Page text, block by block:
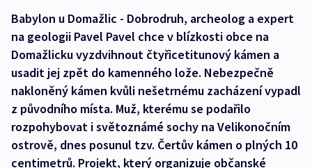
Babylon u Domažlic - Dobrodruh, archeolog a expert
na geologii Pavel Pavel chce v blízkosti obce na
Domažlicku vyzdvihnout čtyřicetitunový kámen a
usadit jej zpět do kamenného lože. Nebezpečně
nakloněný kámen kvůli nešetrnému zacházení vypadl
z původního místa. Muž, kterému se podařilo
rozpohybovat i světoznámé sochy na Velikonočním
ostrově, dnes posunul tzv. Čertův kámen o plných 10
centimetrů. Projekt, který organizuje občanské